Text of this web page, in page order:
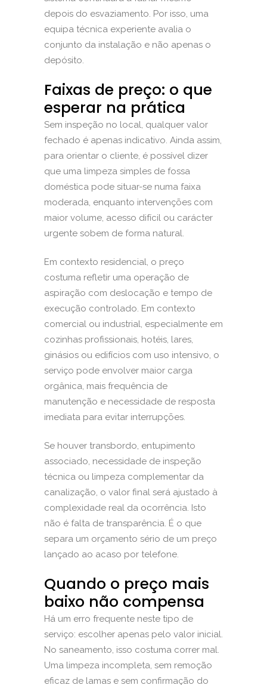
depois do esvaziamento. Por isso, uma
equipa técnica experiente avalia o
conjunto da instalação e não apenas o
depósito.
Faixas de preço: o que
esperar na prática
Sem inspeção no local, qualquer valor
fechado é apenas indicativo. Ainda assim,
para orientar o cliente, é possível dizer
que uma limpeza simples de fossa
doméstica pode situar-se numa faixa
moderada, enquanto intervenções com
maior volume, acesso difícil ou carácter
urgente sobem de forma natural.
Em contexto residencial, o preço
costuma refletir uma operação de
aspiração com deslocação e tempo de
execução controlado. Em contexto
comercial ou industrial, especialmente em
cozinhas profissionais, hotéis, lares,
ginásios ou edifícios com uso intensivo, o
serviço pode envolver maior carga
orgânica, mais frequência de
manutenção e necessidade de resposta
imediata para evitar interrupções.
Se houver transbordo, entupimento
associado, necessidade de inspeção
técnica ou limpeza complementar da
canalização, o valor final será ajustado à
complexidade real da ocorrência. Isto
não é falta de transparência. É o que
separa um orçamento sério de um preço
lançado ao acaso por telefone.
Quando o preço mais
baixo não compensa
Há um erro frequente neste tipo de
serviço: escolher apenas pelo valor inicial.
No saneamento, isso costuma correr mal.
Uma limpeza incompleta, sem remoção
eficaz de lamas e sem confirmação do